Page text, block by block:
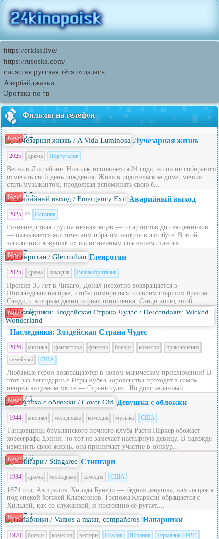
https://erkiss.live/
https://rusoska.com/
сисястая русская тётя отдалась
Азербайджанки
Эротика по тв
Фильмы на телефон
New! 6.4 Лучезарная жизнь
2025 драма Португалия
Весна в Лиссабоне. Николау исполняется 24 года, но он не собирается
отмечать свой день рождения. Живя в родительском доме, мечтая
стать музыкантом, продолжая вспоминать свою б...
New! 5.5 Аварийный выход
2025 Испания
Разношерстная группа незнакомцев — от артистов до священников
— оказывается мистическим образом заперта в автобусе. В этой
загадочной ловушке их единственным спасением становя...
New! 7 Гленротан
2025 драма комедия Великобритания
Прожив 35 лет в Чикаго, Донал неохотно возвращается в
Шотландское нагорье, чтобы помириться со своим старшим братом
Сэнди, с которым давно порвал отношения. Сэнди хочет, чтоб...
New! 5.6
Наследники: Злодейская Страна Чудес
2026 мюзикл фантастика фэнтези боевик комедия
приключения
семейный
США
Любимые герои возвращаются в новом магическом приключении! В
этот раз легендарные Игры Кубка Королевства проходят в самом
непредсказуемом месте — Стране чудес. Но долгожданный...
New! 7.1 Девушка с обложки
1944 мюзикл мелодрама комедия музыка США
Танцовщица бруклинского ночного клуба Расти Паркер обожает
хореографа Дэнни, но тот не замечает настырную девицу. В надежде
изменить свою жизнь, она принимает участие в конкур...
New! 5.8 Стингари
1934 драма мелодрама комедия США
1874 год, Австралия. Хильда Бувери — бедная девушка, находящаяся
под опекой богачей Кларксонов. Госпожа Кларксон обращается с
Хильдой, как со служанкой, и постоянно её ругает....
New! 7.1 Напарники
1970 боевик комедия вестерн Италия Испания Германия (ФРГ)